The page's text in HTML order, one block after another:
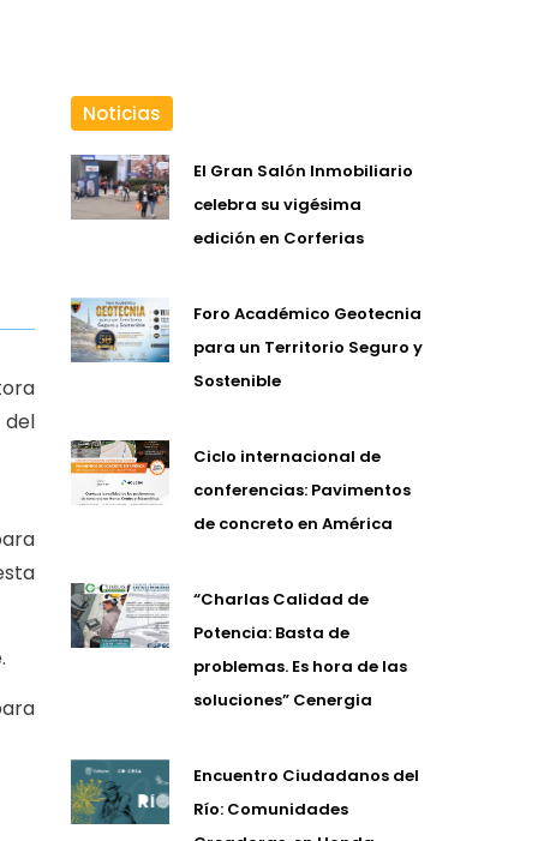
del
Noticias
El Gran Salón Inmobiliario
celebra su vigésima
edición en Corferias
Foro Académico Geotecnia
para un Territorio Seguro y
Sostenible
Ciclo internacional de
conferencias: Pavimentos
de concreto en América
“Charlas Calidad de
Potencia: Basta de
problemas. Es hora de las
soluciones” Cenergia
Encuentro Ciudadanos del
Río: Comunidades